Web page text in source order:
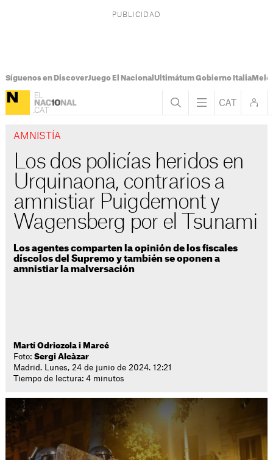
Síguenos en DiscoverJuego El Nacional Ultimátum Gobierno Italia
AMNISTÍA
Los dos policías heridos en
Urquinaona, contrarios a
amnistiar Puigdemont y
Wagensberg por el Tsunami
Los agentes comparten la opinión de los fiscales
díscolos del Supremo y también se oponen a
amnistiar la malversación
Martí Odriozola i Marcé
Foto:Sergi Alcàzar
Madrid. Lunes, 24 de junio de 2024. 12:21
Tiempo de lectura: 4 minutos